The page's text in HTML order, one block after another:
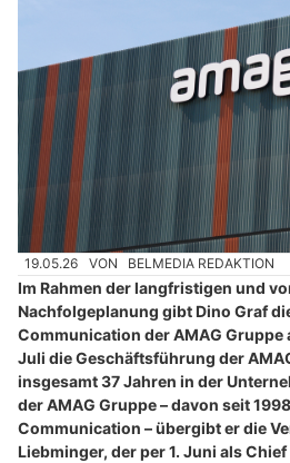
19.05.26 VON BELMEDIA REDAKTION
Im Rahmen der langfristigen und
Nachfolgeplanung gibt Dino Graf
Communication der AMAG Gruppe
Juli die Geschäftsführung der
insgesamt 37 Jahren in der
der AMAG Gruppe – davon seit
Communication – übergibt er die
Liebminger, der per 1. Juni als